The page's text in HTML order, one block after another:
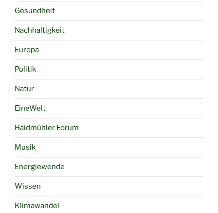
Gesundheit
Nachhaltigkeit
Europa
Politik
Natur
EineWelt
Haidmühler Forum
Musik
Energiewende
Wissen
Klimawandel